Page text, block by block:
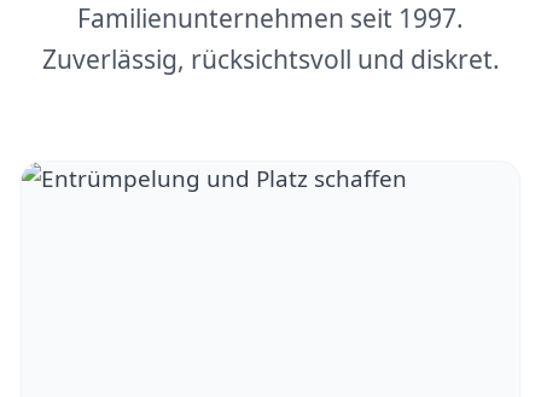
Familienunternehmen seit 1997.
Zuverlässig, rücksichtsvoll und diskret.